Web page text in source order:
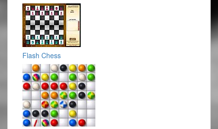
Flash Chess